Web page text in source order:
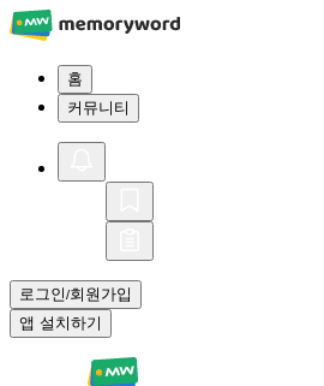
홈
커뮤니티
로그인/회원가입
앱 설치하기